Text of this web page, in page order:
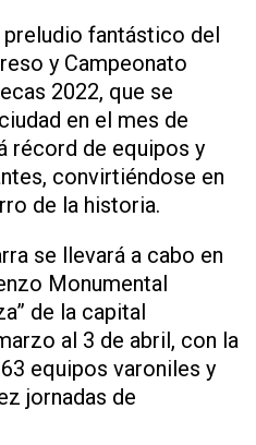
fantástico del
y Campeonato
2022, que se
en el mes de
récord de equipos y
convirtiéndose en
de la historia.
se llevará a cabo en
Monumental
de la capital
al 3 de abril, con la
equipos varoniles y
jornadas de